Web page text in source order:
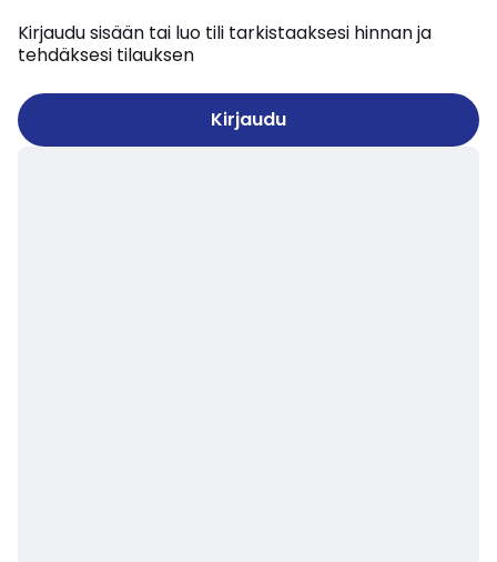
Kirjaudu sisään tai luo tili tarkistaaksesi hinnan ja
tehdäksesi tilauksen
Kirjaudu